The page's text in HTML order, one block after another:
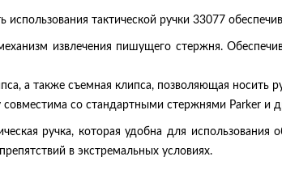
тактической ручки 33077
извлечения пишущего стержня.
а также съемная клипса, позволяющая носить
совместима со стандартными стержнями Parker и
ручка, которая удобна для
в экстремальных условиях.